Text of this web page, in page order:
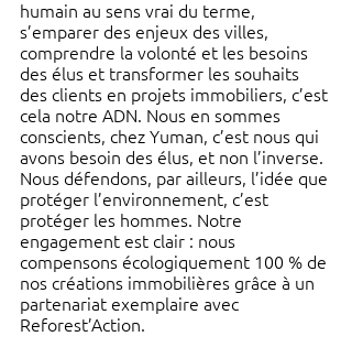
humain au sens vrai du terme,
s’emparer des enjeux des villes,
comprendre la volonté et les besoins
des élus et transformer les souhaits
des clients en projets immobiliers, c’est
cela notre ADN. Nous en sommes
conscients, chez Yuman, c’est nous qui
avons besoin des élus, et non l’inverse.
Nous défendons, par ailleurs, l’idée que
protéger l’environnement, c’est
protéger les hommes. Notre
engagement est clair : nous
compensons écologiquement 100 % de
nos créations immobilières grâce à un
partenariat exemplaire avec
Reforest’Action.